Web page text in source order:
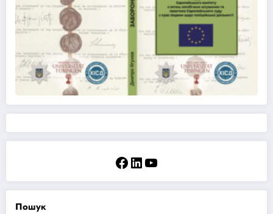
Facebook
LinkedIn
YouTube
Пошук